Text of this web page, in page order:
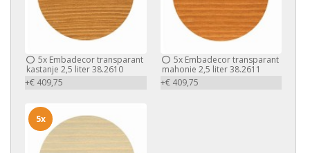
5x Embadecor transparant
kastanje 2,5 liter 38.2610
+€ 409,75
5xEmbadecor transparant
mahonie 2,5 liter 38.2611
+€ 409,75
5x